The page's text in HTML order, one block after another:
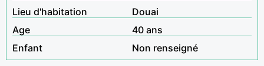
Lieu d'habitation
Douai
Age
40 ans
Enfant
Non renseigné